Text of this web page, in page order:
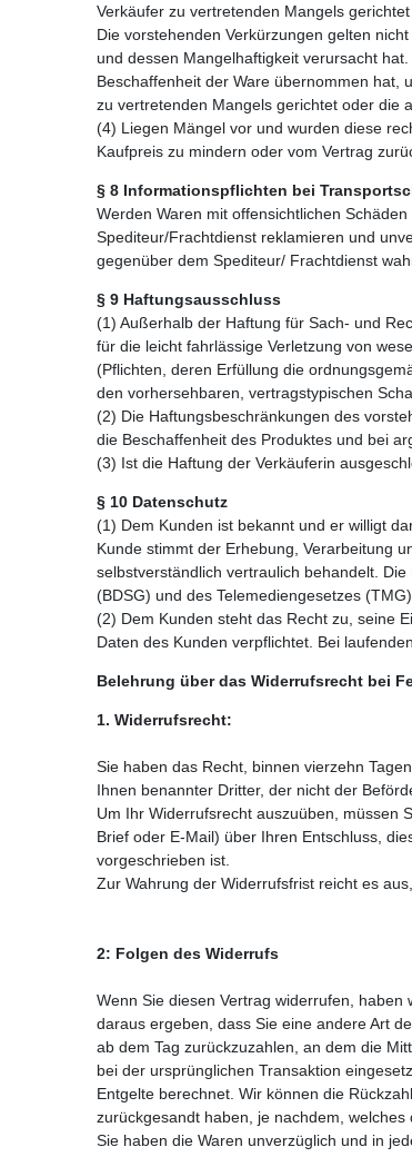
Verkäufer zu vertretenden Mangels
Die vorstehenden Verkürzungen gelten
und dessen Mangelhaftigkeit verursacht
Beschaffenheit der Ware übernommen hat,
zu vertretenden Mangels gerichtet oder die
(4) Liegen Mängel vor und wurden diese
Kaufpreis zu mindern oder vom Vertrag
§ 8 Informationspflichten bei
Werden Waren mit offensichtlichen
Spediteur/Frachtdienst reklamieren und
gegenüber dem Spediteur/ Frachtdienst
§ 9 Haftungsausschluss
(1) Außerhalb der Haftung für Sach- und
für die leicht fahrlässige Verletzung von
(Pflichten, deren Erfüllung die
den vorhersehbaren, vertragstypischen
(2) Die Haftungsbeschränkungen des
die Beschaffenheit des Produktes und bei
(3) Ist die Haftung der Verkäuferin
§ 10 Datenschutz
(1) Dem Kunden ist bekannt und er willigt
Kunde stimmt der Erhebung, Verarbeitung
selbstverständlich vertraulich behandelt.
(BDSG) und des Telemediengesetzes (TMG).
(2) Dem Kunden steht das Recht zu, seine
Daten des Kunden verpflichtet. Bei
Belehrung über das Widerrufsrecht bei
1. Widerrufsrecht:
Sie haben das Recht, binnen vierzehn
Ihnen benannter Dritter, der nicht der
Um Ihr Widerrufsrecht auszuüben, müssen
Brief oder E-Mail) über Ihren Entschluss,
vorgeschrieben ist.
Zur Wahrung der Widerrufsfrist reicht es
2: Folgen des Widerrufs
Wenn Sie diesen Vertrag widerrufen,
daraus ergeben, dass Sie eine andere Art
ab dem Tag zurückzuzahlen, an dem die
bei der ursprünglichen Transaktion
Entgelte berechnet. Wir können die
zurückgesandt haben, je nachdem,
Sie haben die Waren unverzüglich und in